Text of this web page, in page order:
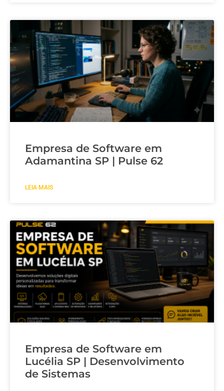
Empresa de Software em
Adamantina SP | Pulse 62
LEIA MAIS
Empresa de Software em
Lucélia SP | Desenvolvimento
de Sistemas